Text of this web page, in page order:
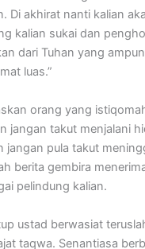
Di akhirat nanti kalian
kalian sukai dan
dari Tuhan yang
luas.”
orang yang
jangan takut menjalani
jangan pula takut
berita gembira
pelindung kalian.
ustad berwasiat
taqwa. Senantiasa